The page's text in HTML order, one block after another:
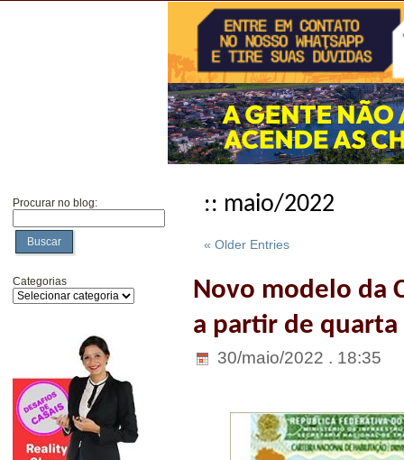
Procurar no blog:
Buscar
Categorias
:: maio/2022
« Older Entries
Novo modelo da
a partir de quarta
30/maio/2022 . 18:35